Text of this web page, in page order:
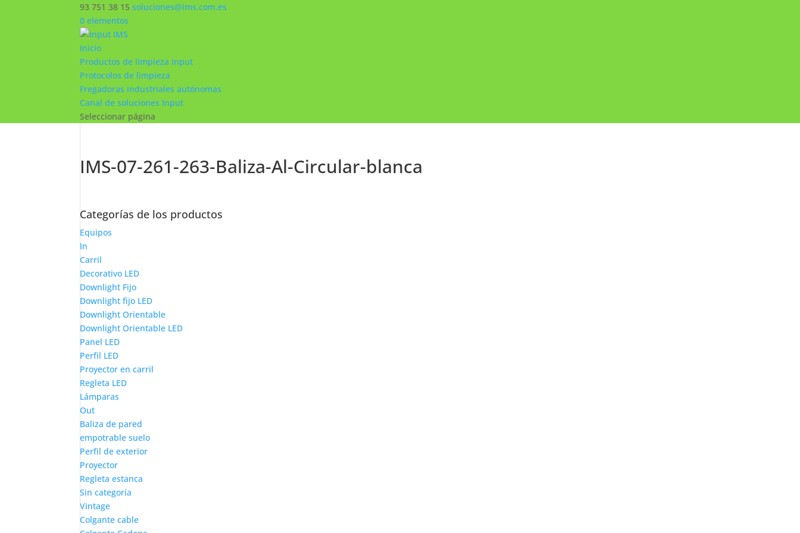
93 751 38 15 soluciones@ims.com.es
0 elementos
Inicio
Productos de limpieza Input
Protocolos de limpieza
Fregadoras industriales autónomas
Canal de soluciones Input
Seleccionar página
IMS-07-261-263-Baliza-Al-Circular-blanca
Categorías de los productos
Equipos
In
Carril
Decorativo LED
Downlight Fijo
Downlight fijo LED
Downlight Orientable
Downlight Orientable LED
Panel LED
Perfil LED
Proyector en carril
Regleta LED
Lámparas
Out
Baliza de pared
empotrable suelo
Perfil de exterior
Proyector
Regleta estanca
Sin categoría
Vintage
Colgante cable